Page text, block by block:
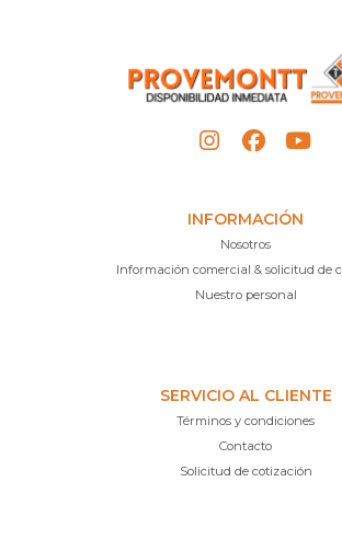
INFORMACIÓN
Nosotros
Información comercial & solicitud de
Nuestro personal
SERVICIO AL CLIENTE
Términos y condiciones
Contacto
Solicitud de cotización